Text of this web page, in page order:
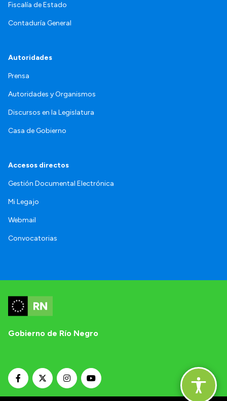
Fiscalía de Estado
Contaduría General
Autoridades
Prensa
Autoridades y Organismos
Discursos en la Legislatura
Casa de Gobierno
Accesos directos
Gestión Documental Electrónica
Mi Legajo
Webmail
Convocatorias
Gobierno de Río Negro